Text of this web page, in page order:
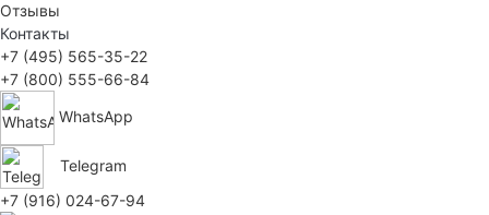
Отзывы
Контакты
+7 (495) 565-35-22
+7 (800) 555-66-84
WhatsApp
Telegram
+7 (916) 024-67-94